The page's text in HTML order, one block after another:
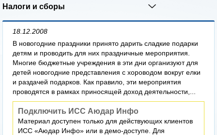
Налоги и сборы
18.12.2008
В новогодние праздники принято дарить сладкие подарки
детям и проводить для них праздничные мероприятия.
Многие бюджетные учреждения в эти дни организуют для
детей новогодние представления с хороводом вокруг елки
и раздачей подарков. Как правило, эти мероприятия
проводятся в рамках приносящей доход деятельности,...
Подключить ИСС Аюдар Инфо
Материал доступен только для действующих клиентов
ИСС «Аюдар Инфо» или в демо-доступе. Для